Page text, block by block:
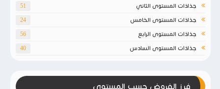
جذاذات المستوى الثاني 51
جذاذات المستوى الخامس 24
جذاذات المستوى الرابع 56
جذاذات المستوى السادس 40
فرز الفروض حسب المستوى